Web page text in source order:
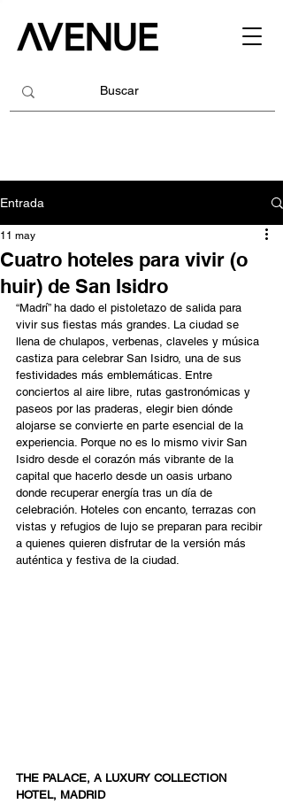
Entrada
Cuatro hoteles para vivir (o
huir) de San Isidro
11 may
“Madrí” ha dado el pistoletazo de salida para
vivir sus fiestas más grandes. La ciudad se
llena de chulapos, verbenas, claveles y música
castiza para celebrar San Isidro, una de sus
festividades más emblemáticas. Entre
conciertos al aire libre, rutas gastronómicas y
paseos por las praderas, elegir bien dónde
alojarse se convierte en parte esencial de la
experiencia. Porque no es lo mismo vivir San
Isidro desde el corazón más vibrante de la
capital que hacerlo desde un oasis urbano
donde recuperar energía tras un día de
celebración. Hoteles con encanto, terrazas con
vistas y refugios de lujo se preparan para recibir
a quienes quieren disfrutar de la versión más
auténtica y festiva de la ciudad.
THE PALACE, A LUXURY COLLECTION
HOTEL, MADRID